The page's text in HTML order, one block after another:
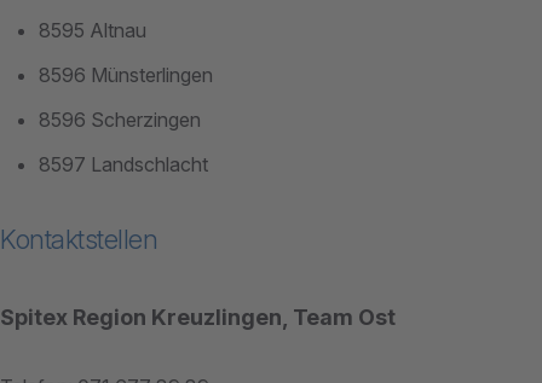
8595 Altnau
8596 Münsterlingen
8596 Scherzingen
8597 Landschlacht
Kontaktstellen
Spitex Region Kreuzlingen, Team Ost